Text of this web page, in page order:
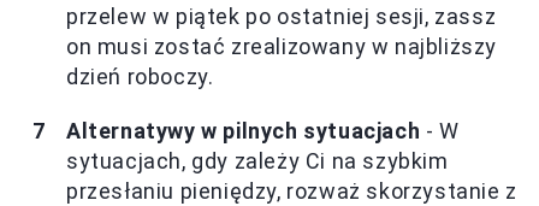
przelew w piątek po ostatniej sesji, zassz
on musi zostać zrealizowany w najbliższy
dzień roboczy.
Alternatywy w pilnych sytuacjach - W
sytuacjach, gdy zależy Ci na szybkim
przesłaniu pieniędzy, rozważ skorzystanie z